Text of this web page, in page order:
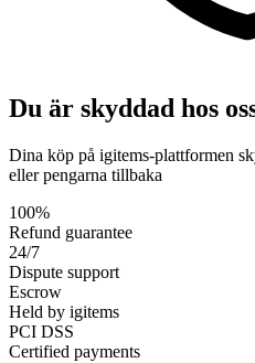
Du är skyddad hos
Dina köp på igitems-plattformen
eller pengarna tillbaka
100%
Refund guarantee
24/7
Dispute support
Escrow
Held by igitems
PCI DSS
Certified payments